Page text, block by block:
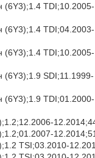
(6Y3);1.4 TDI;10.2005-
(6Y3);1.4 TDI;04.2003-
(6Y3);1.4 TDI;10.2005-
(6Y3);1.9 SDI;11.1999-
(6Y3);1.9 TDI;01.2000-
TSI;03.2010-